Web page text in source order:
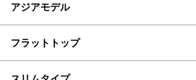
アジアモデル
フラットトップ